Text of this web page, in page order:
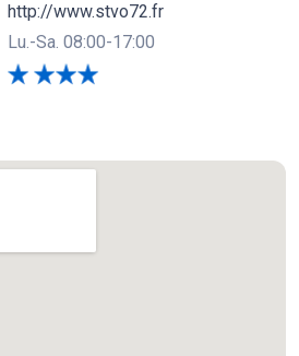
http://www.stvo72.fr
Lu.-Sa. 08:00-17:00